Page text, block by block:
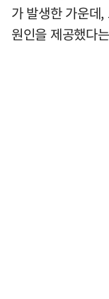
가 발생한 가운데
원인을 제공했다